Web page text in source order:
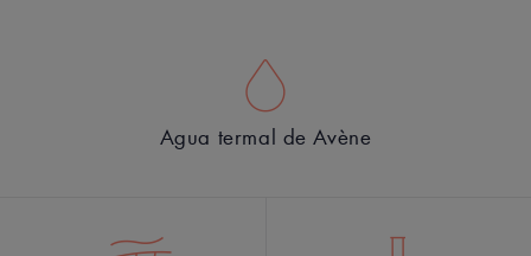
Agua termal de Avène